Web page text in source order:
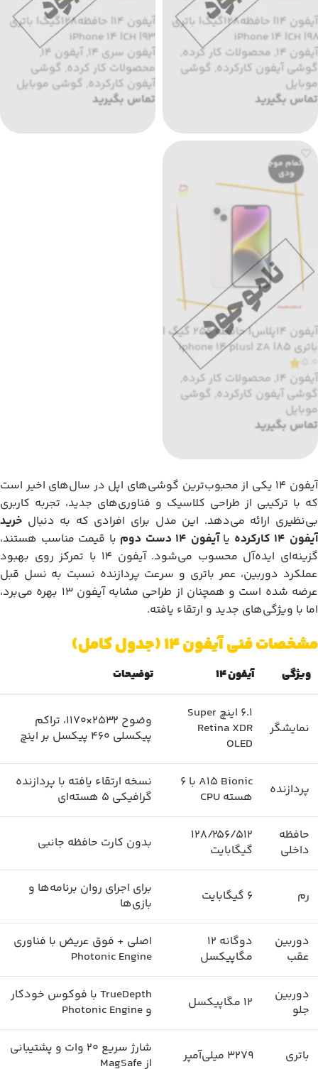
آیفون 14| حافظه128گیگ| باتری
98| iPhone 14 |CH
آیفون 14
, محصولات کار کرده,
گوشی آیفون کارکرده, گوشی
موبایل
تماس بگیرید
آیفون 14| حافظه128گیگ| باتری
93| iPhone 14 |CH
آیفون سری 14
, آیفون 14
,
محصولات کار کرده, گوشی
آیفون کارکرده, گوشی موبایل
تماس بگیرید
اتمام موج
ودی
آیفون 14پلاس| حافظه 256 گیگ |
باتری 85| iphone 14 plus| ZA
آیفون 14
, محصولات کار کرده,
گوشی آیفون کارکرده, گوشی
موبایل
تماس بگیرید
آیفون 14 یکی از محبوب‌ترین گوشی‌های اپل در سال‌های اخیر است
که با ترکیبی از طراحی کلاسیک و فناوری‌های جدید، تجربه کاربری
بی‌نظیری ارائه می‌دهد. این مدل برای افرادی که به دنبال خرید
آیفون 14 کارکرده
یاآیفون 14 دست دوم
با قیمت مناسب هستند،
گزینه‌ای ایده‌آل محسوب می‌شود. آیفون 14 با تمرکز روی بهبود
عملکرد دوربین، عمر باتری و سرعت پردازنده نسبت به نسل قبل
عرضه شده است و همچنان از طراحی مشابه آیفون 13 بهره می‌برد،
اما با ویژگی‌های جدید و ارتقاء یافته.
مشخصات فنی آیفون 14 (جدول کامل)
ویژگی آیفون 14 توضیحات
نمایشگر
6.1 اینچ Super
Retina XDR
OLED
وضوح 2532×1170، تراکم
پیکسلی 460 پیکسل بر اینچ
پردازنده
A15 Bionic با 6
هسته CPU
نسخه ارتقاء یافته با پردازنده
گرافیکی 5 هسته‌ای
حافظه
داخلی
128/256/512
گیگابایت
بدون کارت حافظه جانبی
رم 6 گیگابایت
برای اجرای روان برنامه‌ها و
بازی‌ها
دوربین
عقب
دوگانه 12
مگاپیکسل
اصلی + فوق عریض با فناوری
Photonic Engine
دوربین
جلو
12 مگاپیکسل
TrueDepth با فوکوس خودکار
و Photonic Engine
باتری 3279 میلی‌آمپر
شارژ سریع 20 وات و پشتیبانی
از MagSafe